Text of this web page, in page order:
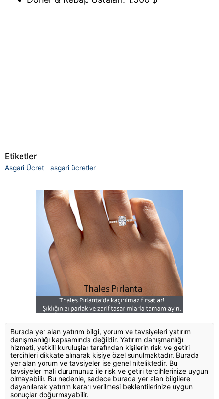
Etiketler
Asgari Ücret asgari ücretler
Burada yer alan yatırım bilgi, yorum ve tavsiyeleri yatırım
danışmanlığı kapsamında değildir. Yatırım danışmanlığı
hizmeti, yetkili kuruluşlar tarafından kişilerin risk ve getiri
tercihleri dikkate alınarak kişiye özel sunulmaktadır. Burada
yer alan yorum ve tavsiyeler ise genel niteliktedir. Bu
tavsiyeler mali durumunuz ile risk ve getiri tercihlerinize uygun
olmayabilir. Bu nedenle, sadece burada yer alan bilgilere
dayanılarak yatırım kararı verilmesi beklentilerinize uygun
sonuçlar doğurmayabilir.